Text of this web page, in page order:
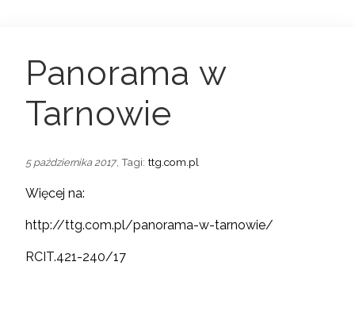
Panorama w
Tarnowie
5 października 2017, Tagi: ttg.com.pl
Więcej na:
http://ttg.com.pl/panorama-w-tarnowie/
RCIT.421-240/17